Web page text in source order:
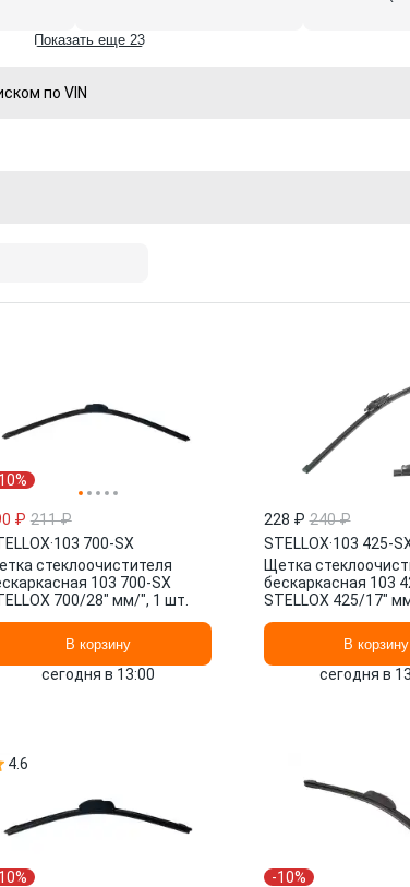
Показать еще 23
по VIN
₽ 211 ₽
·103 700-SX
стеклоочистителя
103 700-SX
700/28" мм/", 1 шт.
В корзину
сегодня в 13:00
228 ₽ 240 ₽
STELLOX·103 425-
Щетка
бескаркасная 103
STELLOX 425/17"
В корзину
сегодня в
4.6
-10%